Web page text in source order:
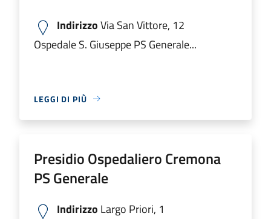
IndirizzoVia San Vittore, 12
Ospedale S. Giuseppe PS Generale...
LEGGI DI PIÙ
Presidio Ospedaliero Cremona
PS Generale
Indirizzo Largo Priori, 1